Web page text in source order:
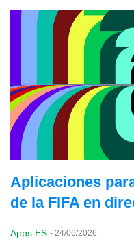
Aplicaciones
de la FIFA en
Apps ES - 24/06/2026